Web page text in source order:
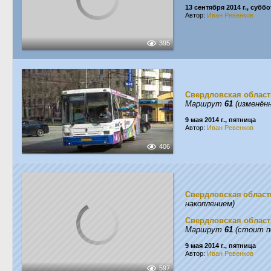
395
13 сентября 2014 г.,
Автор: Иван Ревенков
406
Свердловская
Маршрут 61
9 мая 2014 г., пятница
Автор: Иван Ревенков
597
Свердловская
накоплением)
Свердловская
Маршрут 61 (стоит
9 мая 2014 г., пятница
Автор: Иван Ревенков